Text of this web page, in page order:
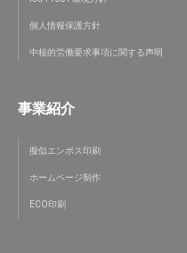
個人情報保護方針
中核的労働要求事項に関する声明
事業紹介
擬似エンボス印刷
ホームページ制作
ECO印刷